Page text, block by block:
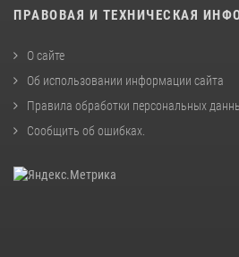
ПРАВОВАЯ И ТЕХНИЧЕСКАЯ
О сайте
Об использовании информации сайта
Правила обработки персональных
Сообщить об ошибках